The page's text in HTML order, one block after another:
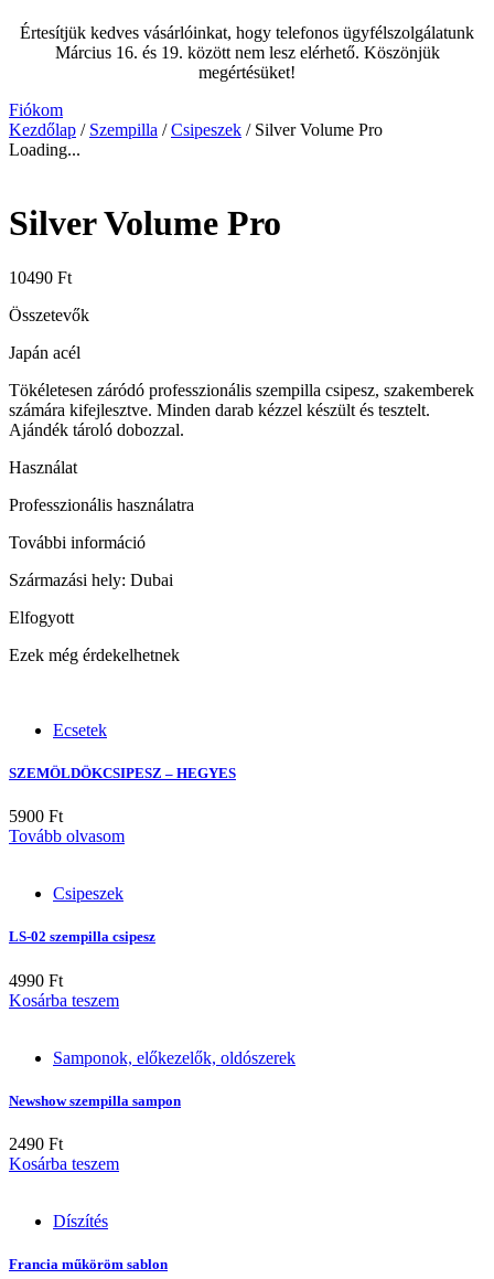
Értesítjük kedves vásárlóinkat, hogy telefonos ügyfélszolgálatunk
Március 16. és 19. között nem lesz elérhető. Köszönjük
megértésüket!
Fiókom
Kezdőlap / Szempilla /Csipeszek / Silver Volume Pro
Loading...
Silver Volume Pro
10490 Ft
Összetevők
Japán acél
Tökéletesen záródó professzionális szempilla csipesz, szakemberek
számára kifejlesztve. Minden darab kézzel készült és tesztelt.
Ajándék tároló dobozzal.
Használat
Professzionális használatra
További információ
Származási hely: Dubai
Elfogyott
Ezek még érdekelhetnek
Ecsetek
SZEMÖLDÖKCSIPESZ – HEGYES
5900 Ft
Tovább olvasom
Csipeszek
LS-02 szempilla csipesz
4990 Ft
Kosárba teszem
Samponok, előkezelők, oldószerek
Newshow szempilla sampon
2490 Ft
Kosárba teszem
Díszítés
Francia műköröm sablon